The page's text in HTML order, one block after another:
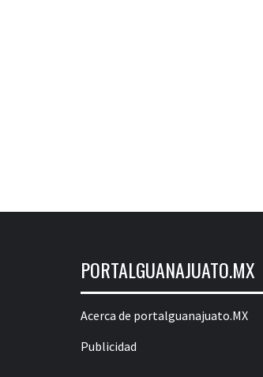
PORTALGUANAJUATO.MX
Acerca de portalguanajuato.MX
Publicidad